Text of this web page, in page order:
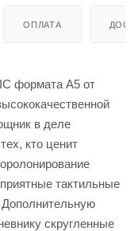
ОПЛАТА
формата А5 от
в деле
кто ценит
тактильные
скругленные